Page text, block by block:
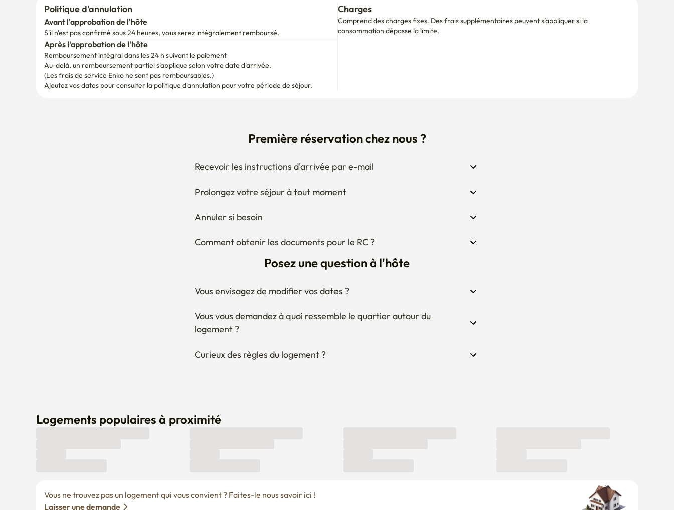
Politique d'annulation
Avant l'approbation de l'hôte
S'il n'est pas confirmé sous 24 heures, vous serez intégralement remboursé.
Après l'approbation de l'hôte
Remboursement intégral dans les 24 h suivant le paiement
Au-delà, un remboursement partiel s'applique selon votre date d'arrivée.
(Les frais de service Enko ne sont pas remboursables.)
Ajoutez vos dates pour consulter la politique d'annulation pour votre période de séjour.
Charges
Comprend des charges fixes. Des frais supplémentaires peuvent s'appliquer si la
consommation dépasse la limite.
Première réservation chez nous ?
Recevoir les instructions d'arrivée par e-mail
Prolongez votre séjour à tout moment
Annuler si besoin
Comment obtenir les documents pour le RC ?
Posez une question à l'hôte
Vous envisagez de modifier vos dates ?
Vous vous demandez à quoi ressemble le quartier autour du
logement ?
Curieux des règles du logement ?
Logements populaires à proximité
Vous ne trouvez pas un logement qui vous convient ? Faites-le nous savoir ici !
Laisser une demande